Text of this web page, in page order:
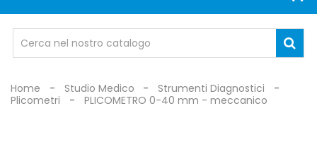
MEDICO
OCCHIALI
DI
Home Studio Medico
Strumenti Diagnostici
Plicometri
PLICOMETRO 0-40 mm - meccanico